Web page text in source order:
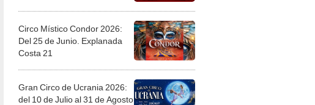
Circo Místico Condor 2026:
Del 25 de Junio. Explanada
Costa 21
Gran Circo de Ucrania 2026:
del 10 de Julio al 31 de Agosto